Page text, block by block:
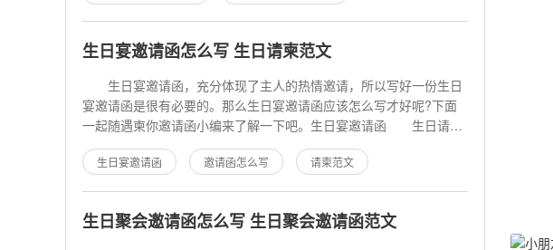
生日宴邀请函怎么写 生日请柬范文
生日宴邀请函，充分体现了主人的热情邀请，所以写好一份生日
宴邀请函是很有必要的。那么生日宴邀请函应该怎么写才好呢?下面
一起随遇柬你邀请函小编来了解一下吧。生日宴邀请函 生日请柬
范文篇一 至爱的密
生日宴邀请函 邀请函怎么写 请柬范文
生日聚会邀请函怎么写 生日聚会邀请函范文